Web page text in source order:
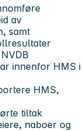
av
samt
innenfor HMS i
HMS,
tiltak
naboer og